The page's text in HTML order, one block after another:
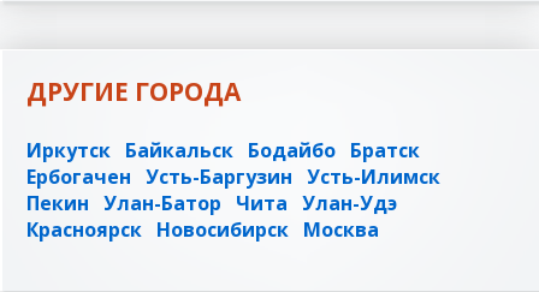
ДРУГИЕ ГОРОДА
Иркутск Байкальск Бодайбо Братск
Ербогачен Усть-Баргузин Усть-Илимск
Пекин Улан-Батор Чита Улан-Удэ
Красноярск Новосибирск Москва